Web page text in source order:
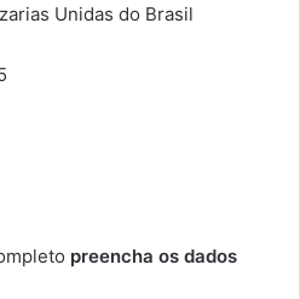
Unidas do Brasil
preencha os dados